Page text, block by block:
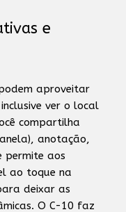
e
aproveitar
ver o local
compartilha
anotação,
permite aos
ao toque na
deixar as
O C-10 faz